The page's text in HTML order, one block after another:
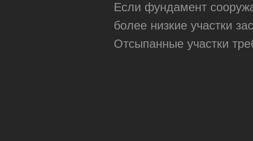
Если фундамент
более низкие участки
Отсыпанные участки